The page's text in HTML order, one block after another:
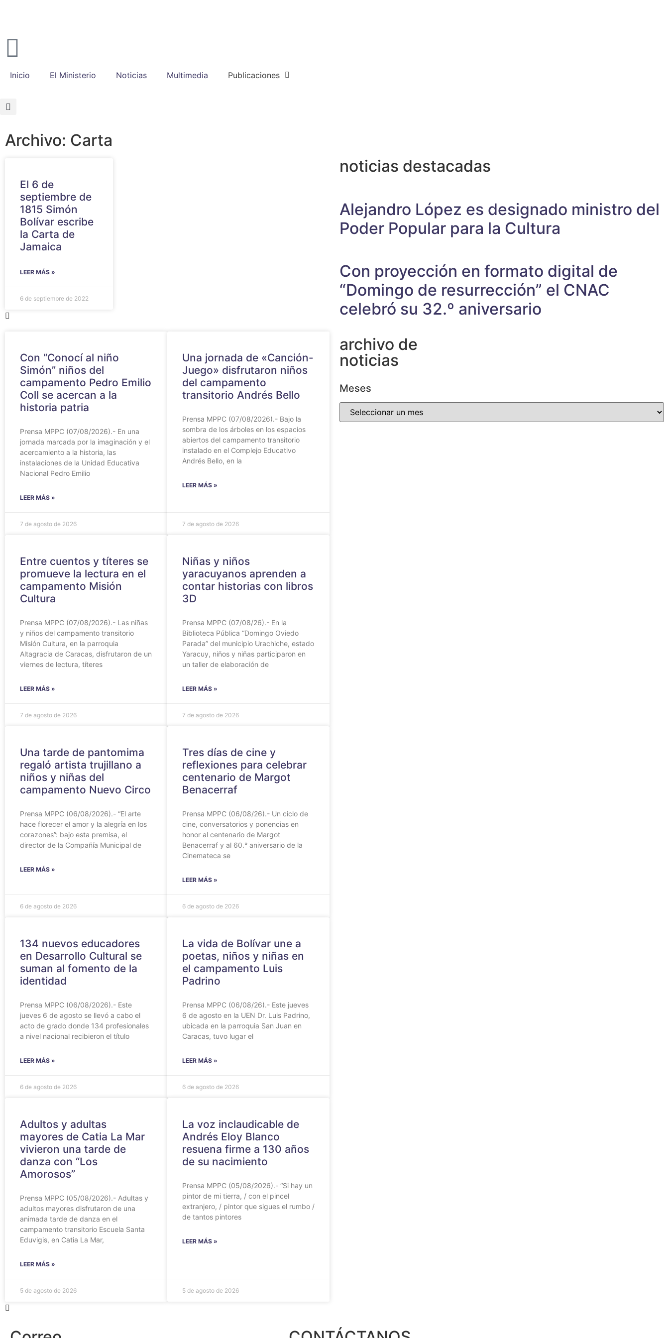
Inicio El Ministerio Noticias Multimedia Publicaciones
Archivo: Carta
El 6 de
septiembre de
1815 Simón
Bolívar escribe
la Carta de
Jamaica
LEER MÁS »
6 de septiembre de 2022
Con “Conocí al niño
Simón” niños del
campamento Pedro Emilio
Coll se acercan a la
historia patria
Prensa MPPC (07/08/2026).- En una
jornada marcada por la imaginación y el
acercamiento a la historia, las
instalaciones de la Unidad Educativa
Nacional Pedro Emilio
LEER MÁS »
7 de agosto de 2026
Una jornada de «Canción-
Juego» disfrutaron niños
del campamento
transitorio Andrés Bello
Prensa MPPC (07/08/2026).- Bajo la
sombra de los árboles en los espacios
abiertos del campamento transitorio
instalado en el Complejo Educativo
Andrés Bello, en la
LEER MÁS »
7 de agosto de 2026
Entre cuentos y títeres se
promueve la lectura en el
campamento Misión
Cultura
Prensa MPPC (07/08/2026).- Las niñas
y niños del campamento transitorio
Misión Cultura, en la parroquia
Altagracia de Caracas, disfrutaron de un
viernes de lectura, títeres
LEER MÁS »
7 de agosto de 2026
Niñas y niños
yaracuyanos aprenden a
contar historias con libros
3D
Prensa MPPC (07/08/26).- En la
Biblioteca Pública “Domingo Oviedo
Parada” del municipio Urachiche, estado
Yaracuy, niños y niñas participaron en
un taller de elaboración de
LEER MÁS »
7 de agosto de 2026
Una tarde de pantomima
regaló artista trujillano a
niños y niñas del
campamento Nuevo Circo
Prensa MPPC (06/08/2026).- “El arte
hace florecer el amor y la alegría en los
corazones”: bajo esta premisa, el
director de la Compañía Municipal de
LEER MÁS »
6 de agosto de 2026
Tres días de cine y
reflexiones para celebrar
centenario de Margot
Benacerraf
Prensa MPPC (06/08/26).- Un ciclo de
cine, conversatorios y ponencias en
honor al centenario de Margot
Benacerraf y al 60.° aniversario de la
Cinemateca se
LEER MÁS »
6 de agosto de 2026
134 nuevos educadores
en Desarrollo Cultural se
suman al fomento de la
identidad
Prensa MPPC (06/08/2026).- Este
jueves 6 de agosto se llevó a cabo el
acto de grado donde 134 profesionales
a nivel nacional recibieron el título
LEER MÁS »
6 de agosto de 2026
‎La vida de Bolívar une a
poetas, niños y niñas en
el campamento Luis
Padrino
‎Prensa MPPC (06/08/26).- Este jueves
6 de agosto en la UEN Dr. Luis Padrino,
ubicada en la parroquia San Juan en
Caracas, tuvo lugar el
LEER MÁS »
6 de agosto de 2026
Adultos y adultas
mayores de Catia La Mar
vivieron una tarde de
danza con “Los
Amorosos”
Prensa MPPC (05/08/2026).- Adultas y
adultos mayores disfrutaron de una
animada tarde de danza en el
campamento transitorio Escuela Santa
Eduvigis, en Catia La Mar,
LEER MÁS »
5 de agosto de 2026
La voz inclaudicable de
Andrés Eloy Blanco
resuena firme a 130 años
de su nacimiento
Prensa MPPC (05/08/2026).- “Si hay un
pintor de mi tierra, / con el pincel
extranjero, / pintor que sigues el rumbo /
de tantos pintores
LEER MÁS »
5 de agosto de 2026
noticias destacadas
Alejandro López es designado ministro del
Poder Popular para la Cultura
Con proyección en formato digital de
“Domingo de resurrección” el CNAC
celebró su 32.º aniversario
archivo de
noticias
Meses